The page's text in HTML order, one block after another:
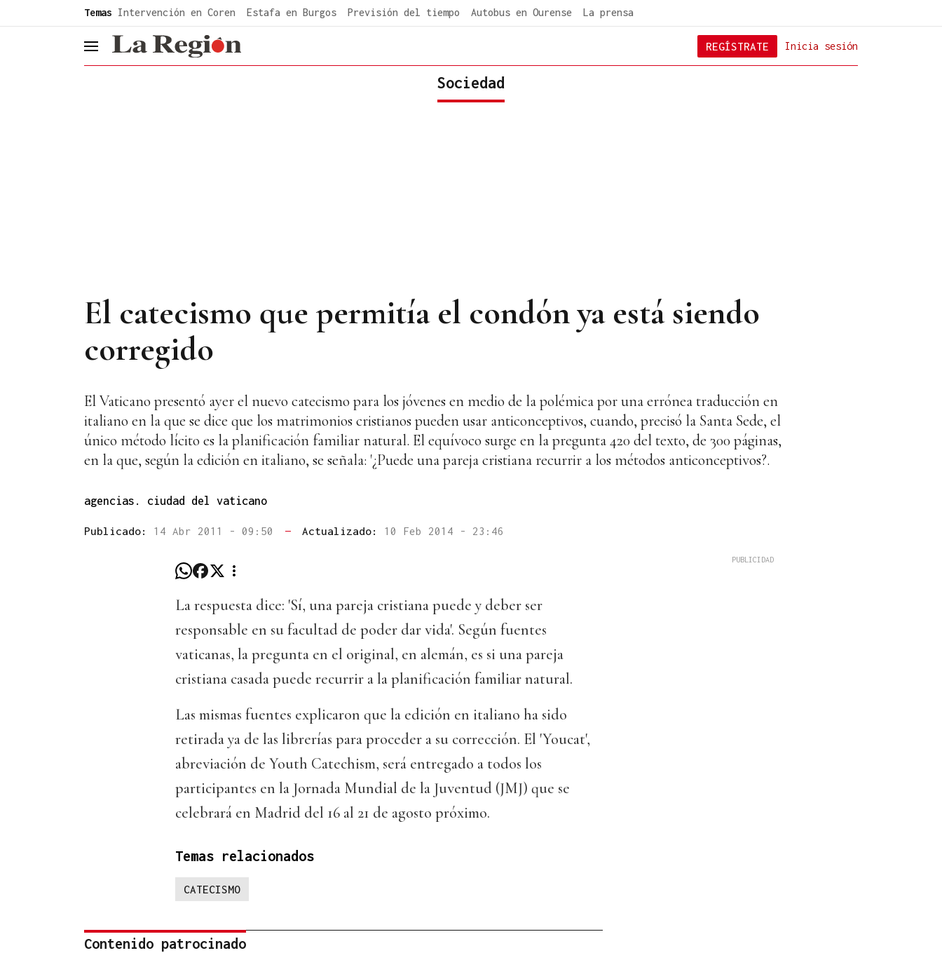
Temas Intervención en Coren Estafa en Burgos Previsión del tiempo Autobus en Ourense La prensa
header.menu.open Inicia sesión
REGÍSTRATE
Sociedad
El catecismo que permitía el condón ya está siendo
corregido
El Vaticano presentó ayer el nuevo catecismo para los jóvenes en medio de la polémica por una errónea traducción en
italiano en la que se dice que los matrimonios cristianos pueden usar anticonceptivos, cuando, precisó la Santa Sede, el
único método lícito es la planificación familiar natural. El equívoco surge en la pregunta 420 del texto, de 300 páginas,
en la que, según la edición en italiano, se señala: '¿Puede una pareja cristiana recurrir a los métodos anticonceptivos?.
agencias. ciudad del vaticano
Publicado: 14 Abr 2011 - 09:50 — Actualizado: 10 Feb 2014 - 23:46
La respuesta dice: 'Sí, una pareja cristiana puede y deber ser
responsable en su facultad de poder dar vida'. Según fuentes
vaticanas, la pregunta en el original, en alemán, es si una pareja
cristiana casada puede recurrir a la planificación familiar natural.
Las mismas fuentes explicaron que la edición en italiano ha sido
retirada ya de las librerías para proceder a su corrección. El 'Youcat',
abreviación de Youth Catechism, será entregado a todos los
participantes en la Jornada Mundial de la Juventud (JMJ) que se
celebrará en Madrid del 16 al 21 de agosto próximo.
Temas relacionados
CATECISMO
Contenido patrocinado